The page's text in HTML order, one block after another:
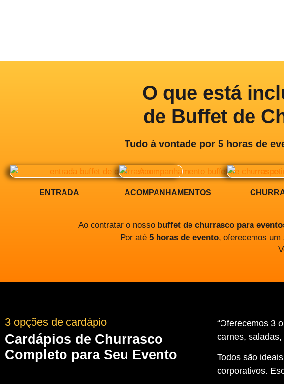
O que está
de Buffet de
Tudo à vontade por 5 horas de
ENTRADA ACOMPANHAMENTOS
Ao contratar o nosso buffet de churrasco para
Por até 5 horas de evento, oferecemos um
3 opções de cardápio
Cardápios de Churrasco
Completo para Seu Evento
“Oferecemos 3
carnes,
Todos são
corporativos.